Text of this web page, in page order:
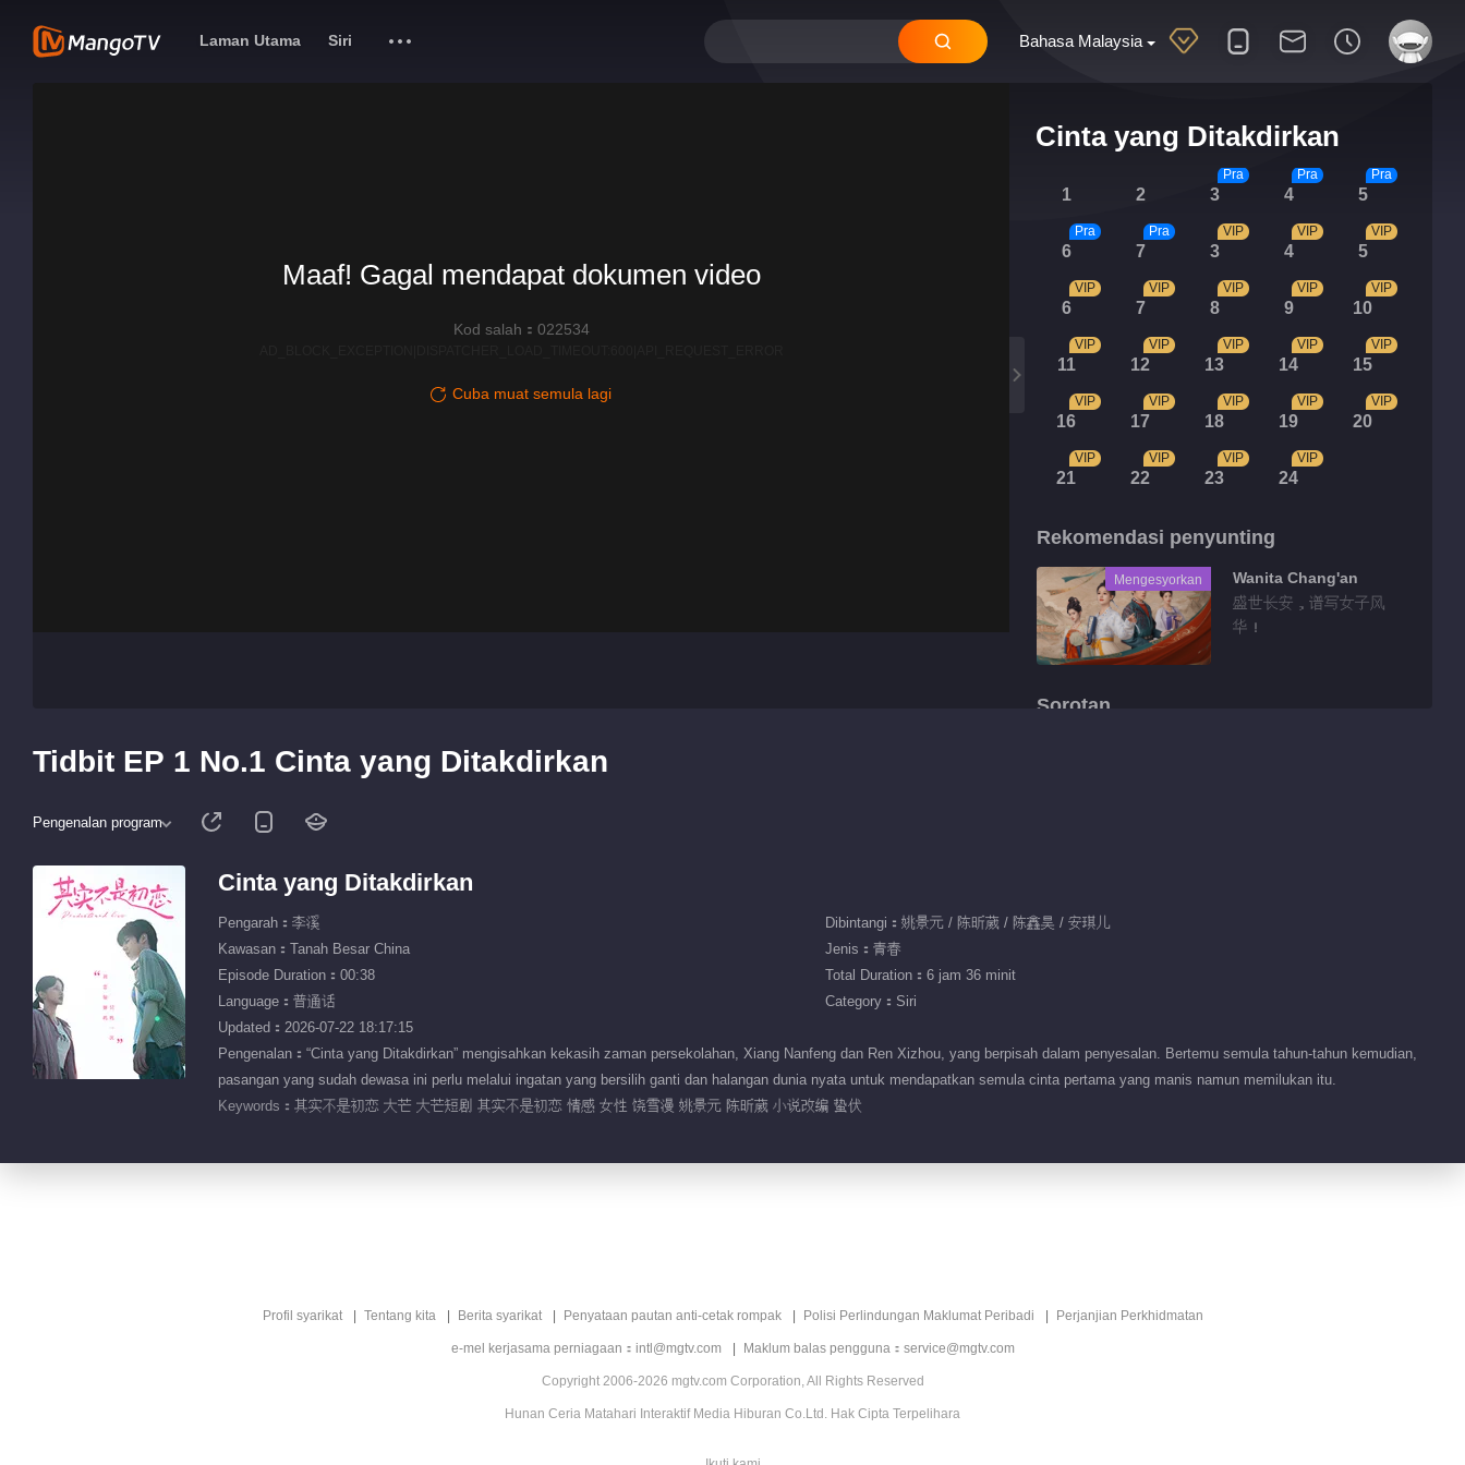
Bahasa Malaysia
Laman Utama Siri
Cinta yang Ditakdirkan
1 2 3
Pra
4
Pra
5
Pra
6
Pra
7
Pra
3
VIP
4
VIP
5
VIP
6
VIP
7
VIP
8
VIP
9
VIP
10
VIP
11
VIP
12
VIP
13
VIP
14
VIP
15
VIP
16
VIP
17
VIP
18
VIP
19
VIP
20
VIP
21
VIP
22
VIP
23
VIP
24
VIP
Rekomendasi penyunting
Mengesyorkan
Wanita Chang'an
盛世长安，谱写女子风
华！
Sorotan
01:32
Tidbit EP 1 No.22
Maaf! Gagal mendapat dokumen video
Kod salah：022534
Cuba muat semula lagi
Tidbit EP 1 No.1 Cinta yang Ditakdirkan
Pengenalan program
Cinta yang Ditakdirkan
Pengarah：李溪
Dibintangi：姚景元 / 陈昕葳 / 陈鑫昊 / 安琪儿
Kawasan：Tanah Besar China
Jenis：青春
Episode Duration：00:38
Total Duration：6 jam 36 minit
Language：普通话
Category：Siri
Updated：2026-07-22 18:17:15
Pengenalan：“Cinta yang Ditakdirkan” mengisahkan kekasih zaman persekolahan, Xiang Nanfeng dan Ren Xizhou, yang berpisah dalam penyesalan. Bertemu semula tahun-tahun kemudian,
pasangan yang sudah dewasa ini perlu melalui ingatan yang bersilih ganti dan halangan dunia nyata untuk mendapatkan semula cinta pertama yang manis namun memilukan itu.
Keywords： 其实不是初恋 大芒 大芒短剧 其实不是初恋 情感 女性 饶雪漫 姚景元 陈昕葳 小说改编 蛰伏
Profil syarikat Tentang kita Berita syarikat Penyataan pautan anti-cetak rompak Polisi Perlindungan Maklumat Peribadi Perjanjian Perkhidmatan
e-mel kerjasama perniagaan：intl@mgtv.com Maklum balas pengguna：service@mgtv.com
Copyright 2006-2026 mgtv.com Corporation, All Rights Reserved
Hunan Ceria Matahari Interaktif Media Hiburan Co.Ltd. Hak Cipta Terpelihara